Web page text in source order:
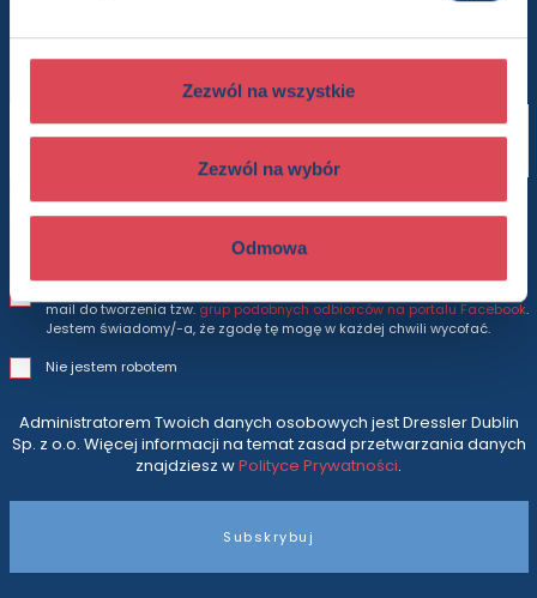
Zezwól na wszystkie
Zezwól na wybór
Odmowa
Będziesz otrzymywać wszytkie nasze nowości
i ofertyprosto do Twojej skrzynki odbiorczej.
Wyrażam zgodę na otrzymywanie na podany adres e-mail informacji
marketingowych i handlowych związanych z działalnością Dressler
Dublin Sp. z o.o., działającego pod marką Wydawnictwo Olesiejuk.
Jestem świadomy/-a, że zgodę tę mogę w każdej chwili wycofać.
mail do tworzenia tzw.grup podobnych odbiorców na portalu Facebook.
Jestem świadomy/-a, że zgodę tę mogę w każdej chwili wycofać.
Nie jestem robotem
Administratorem Twoich danych osobowych jest Dressler Dublin
Sp. z o.o. Więcej informacji na temat zasad przetwarzania danych
znajdziesz wPolityce Prywatności.
Subskrybuj